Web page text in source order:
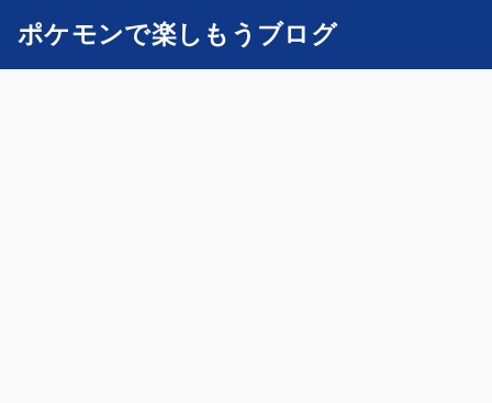
ポケモンで楽しもうブログ